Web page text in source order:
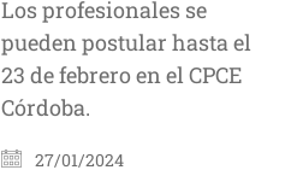
Los profesionales se
pueden postular hasta el
23 de febrero en el CPCE
Córdoba.
27/01/2024